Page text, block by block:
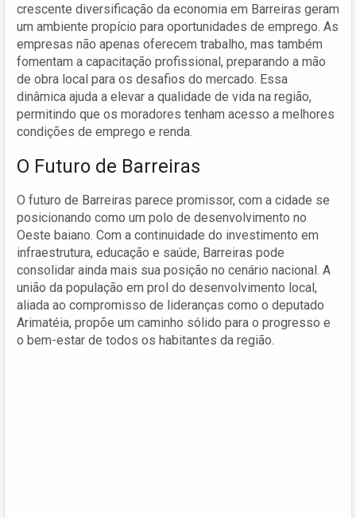
crescente diversificação da economia em Barreiras geram
um ambiente propício para oportunidades de emprego. As
empresas não apenas oferecem trabalho, mas também
fomentam a capacitação profissional, preparando a mão
de obra local para os desafios do mercado. Essa
dinâmica ajuda a elevar a qualidade de vida na região,
permitindo que os moradores tenham acesso a melhores
condições de emprego e renda.
O Futuro de Barreiras
O futuro de Barreiras parece promissor, com a cidade se
posicionando como um polo de desenvolvimento no
Oeste baiano. Com a continuidade do investimento em
infraestrutura, educação e saúde, Barreiras pode
consolidar ainda mais sua posição no cenário nacional. A
união da população em prol do desenvolvimento local,
aliada ao compromisso de lideranças como o deputado
Arimatéia, propõe um caminho sólido para o progresso e
o bem-estar de todos os habitantes da região.